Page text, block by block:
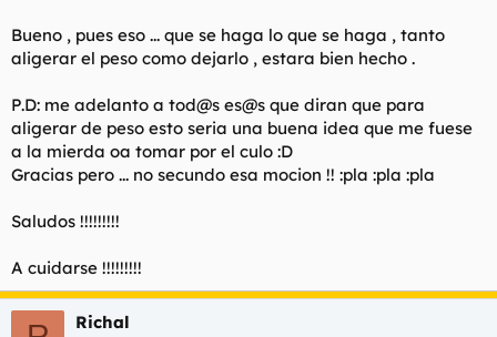
Bueno , pues eso ... que se haga lo que se haga , tanto
aligerar el peso como dejarlo , estara bien hecho .
P.D: me adelanto a tod@s es@s que diran que para
aligerar de peso esto seria una buena idea que me fuese
a la mierda oa tomar por el culo :D
Gracias pero ... no secundo esa mocion !! :pla :pla :pla
Saludos !!!!!!!!!
A cuidarse !!!!!!!!!
Richal